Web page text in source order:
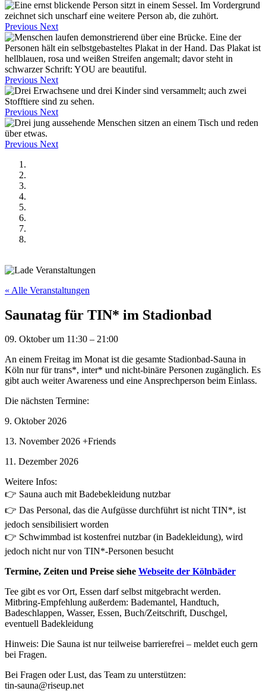
Previous Next
Previous Next
Previous Next
Previous Next
« Alle Veranstaltungen
Saunatag für TIN* im Stadionbad
09. Oktoberum 11:30 – 21:00
An einem Freitag im Monat ist die gesamte Stadionbad-Sauna in
Köln nur für trans*, inter* und nicht-binäre Personen zugänglich. Es
gibt auch weiter Awareness und eine Ansprechperson beim Einlass.
Die nächsten Termine:
9. Oktober 2026
13. November 2026 +Friends
11. Dezember 2026
Weitere Infos:
👉 Sauna auch mit Badebekleidung nutzbar
👉 Das Personal, das die Aufgüsse durchführt ist nicht TIN*, ist
jedoch sensibilisiert worden
👉 Schwimmbad ist kostenfrei nutzbar (in Badekleidung), wird
jedoch nicht nur von TIN*-Personen besucht
Termine, Zeiten und Preise siehe Webseite der Kölnbäder
Tee gibt es vor Ort, Essen darf selbst mitgebracht werden.
Mitbring-Empfehlung außerdem: Bademantel, Handtuch,
Badeschlappen, Wasser, Essen, Buch/Zeitschrift, Duschgel,
eventuell Badekleidung
Hinweis: Die Sauna ist nur teilweise barrierefrei – meldet euch gern
bei Fragen.
Bei Fragen oder Lust, das Team zu unterstützen:
tin-sauna@riseup.net